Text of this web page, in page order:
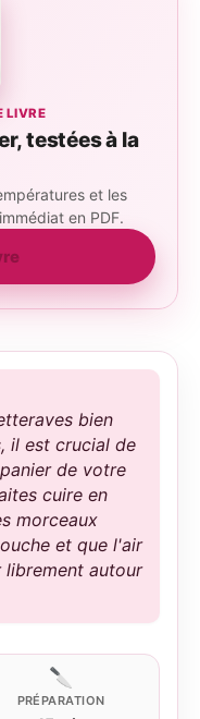
testées à la
et les
en PDF.
bien
il est crucial de
de votre
cuire en
morceaux
et que l'air
librement autour
🔪
PRÉPARATION